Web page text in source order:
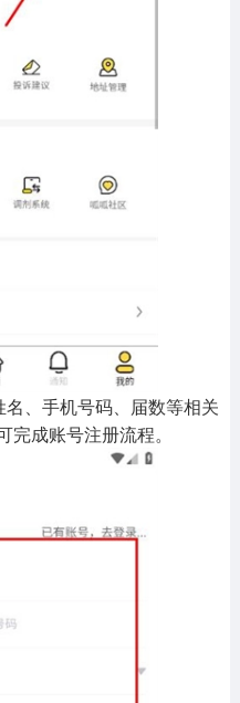
、手机号码、届数等相关
成账号注册流程。